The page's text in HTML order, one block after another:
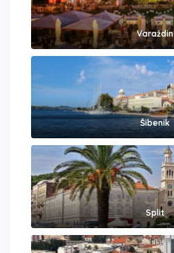
Varaždin
Šibenik
Split